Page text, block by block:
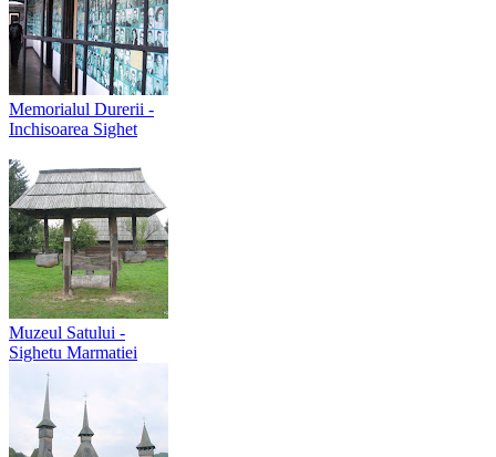
Memorialul Durerii -
Inchisoarea Sighet
Muzeul Satului -
Sighetu Marmatiei